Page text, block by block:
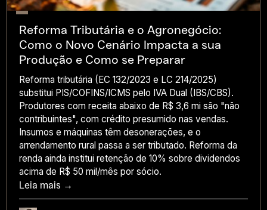
Reforma Tributária e o Agronegócio:
Como o Novo Cenário Impacta a sua
Produção e Como se Preparar
Reforma tributária (EC 132/2023 e LC 214/2025)
substitui PIS/COFINS/ICMS pelo IVA Dual (IBS/CBS).
Produtores com receita abaixo de R$ 3,6 mi são "não
contribuintes", com crédito presumido nas vendas.
Insumos e máquinas têm desonerações, e o
arrendamento rural passa a ser tributado. Reforma da
renda ainda institui retenção de 10% sobre dividendos
acima de R$ 50 mil/mês por sócio.
Leia mais →